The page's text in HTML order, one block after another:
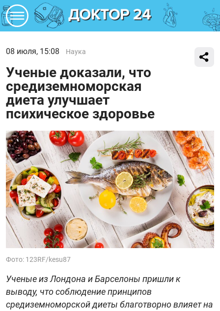
08 июля, 15:08 Наука
Ученые доказали, что
средиземноморская
диета улучшает
психическое здоровье
Фото: 123RF/kesu87
Ученые из Лондона и Барселоны пришли к
выводу, что соблюдение принципов
средиземноморской диеты благотворно влияет на